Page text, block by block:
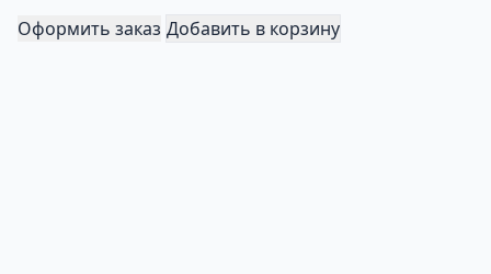
Оформить заказ Добавить в корзину